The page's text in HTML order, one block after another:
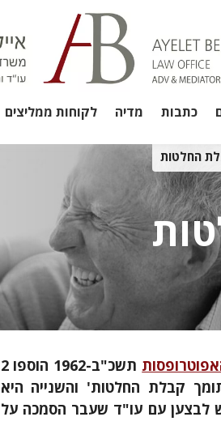
כתבות מדיה לקוחות ממליצים
החלטות
תשכ"ב-1962 הוספו 2
קבלת החלטות' והשנייה היא
לבצען עם עו"ד שעבר הסמכה על